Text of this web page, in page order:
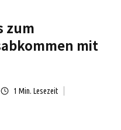
zum
mit
1 Min. Lesezeit